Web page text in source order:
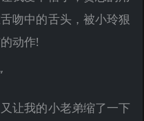
吻中的舌头，被小玲狠
动作!
让我的小老弟缩了一下